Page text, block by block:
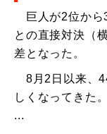
巨人が2位から
との直接対決（
差となった。
8月2日以来、
しくなってきた。
...